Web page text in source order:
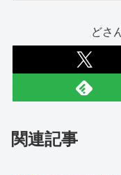
どさ
関連記事